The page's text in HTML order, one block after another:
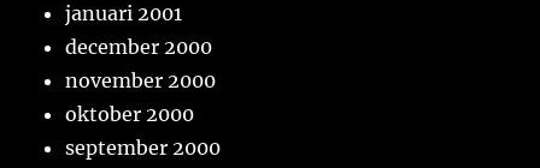
januari 2001
december 2000
november 2000
oktober 2000
september 2000